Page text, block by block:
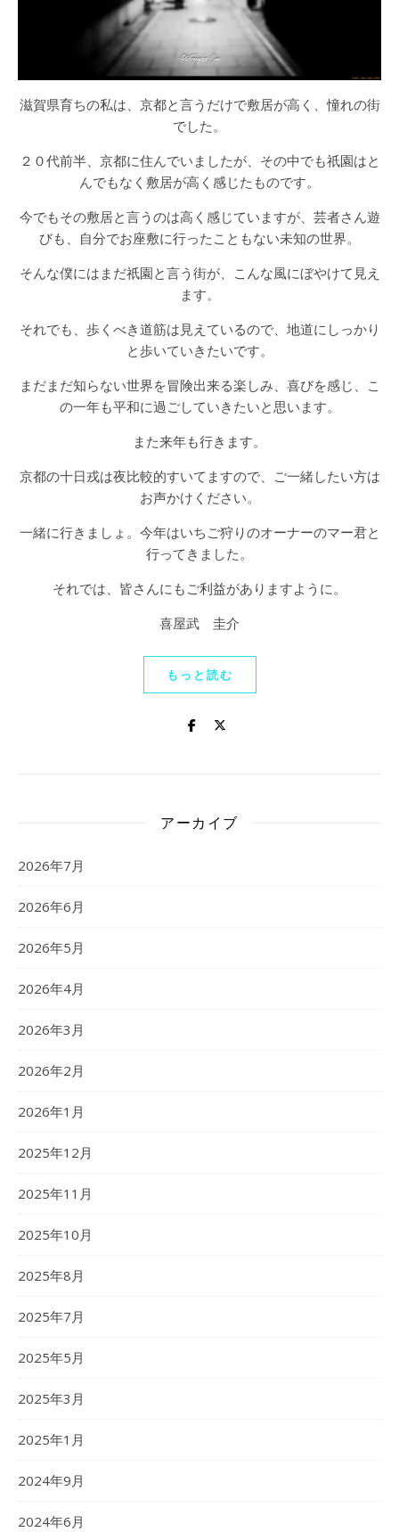
滋賀県育ちの私は、京都と言うだけで敷居が高く、憧れの街
でした。
２０代前半、京都に住んでいましたが、その中でも祇園はと
んでもなく敷居が高く感じたものです。
今でもその敷居と言うのは高く感じていますが、芸者さん遊
びも、自分でお座敷に行ったこともない未知の世界。
そんな僕にはまだ祇園と言う街が、こんな風にぼやけて見え
ます。
それでも、歩くべき道筋は見えているので、地道にしっかり
と歩いていきたいです。
まだまだ知らない世界を冒険出来る楽しみ、喜びを感じ、こ
の一年も平和に過ごしていきたいと思います。
また来年も行きます。
京都の十日戎は夜比較的すいてますので、ご一緒したい方は
お声かけください。
一緒に行きましょ。今年はいちご狩りのオーナーのマー君と
行ってきました。
それでは、皆さんにもご利益がありますように。
喜屋武 圭介
もっと読む
アーカイブ
2026年7月
2026年6月
2026年5月
2026年4月
2026年3月
2026年2月
2026年1月
2025年12月
2025年11月
2025年10月
2025年8月
2025年7月
2025年5月
2025年3月
2025年1月
2024年9月
2024年6月